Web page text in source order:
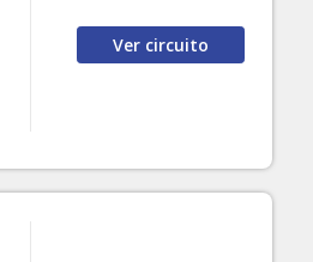
Ver circuito